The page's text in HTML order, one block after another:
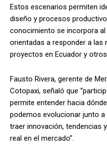
Estos escenarios permiten
diseño y procesos
conocimiento se incorpora
orientadas a responder a las
proyectos en Ecuador y
Fausto Rivera, gerente de
Cotopaxi, señaló que
permite entender hacia
podemos evolucionar junto
traer innovación, tendencias
real en el mercado”.